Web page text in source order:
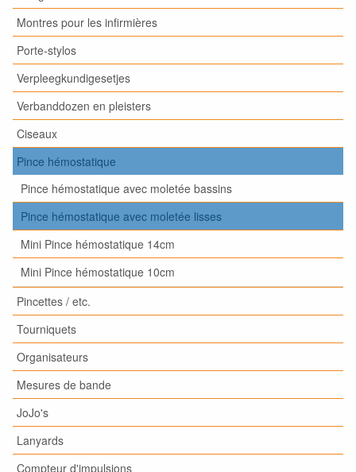
Montres pour les infirmières
Porte-stylos
Verpleegkundigesetjes
Verbanddozen en pleisters
Ciseaux
Pince hémostatique
Pince hémostatique avec moletée bassins
Pince hémostatique avec moletée lisses
Mini Pince hémostatique 14cm
Mini Pince hémostatique 10cm
Pincettes / etc.
Tourniquets
Organisateurs
Mesures de bande
JoJo's
Lanyards
Compteur d'impulsions